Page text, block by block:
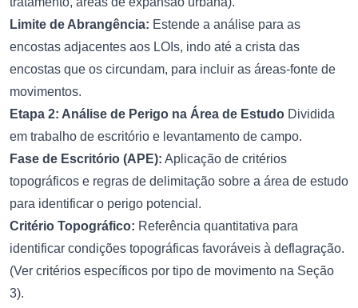
Limite de Abrangência: Estende a análise para as
encostas adjacentes aos LOIs, indo até a crista das
encostas que os circundam, para incluir as áreas-fonte de
movimentos.
Etapa 2: Análise de Perigo na Área de Estudo Dividida
em trabalho de escritório e levantamento de campo.
Fase de Escritório (APE): Aplicação de critérios
topográficos e regras de delimitação sobre a área de estudo
para identificar o perigo potencial.
Critério Topográfico: Referência quantitativa para
identificar condições topográficas favoráveis à deflagração.
(Ver critérios específicos por tipo de movimento na Seção
3).